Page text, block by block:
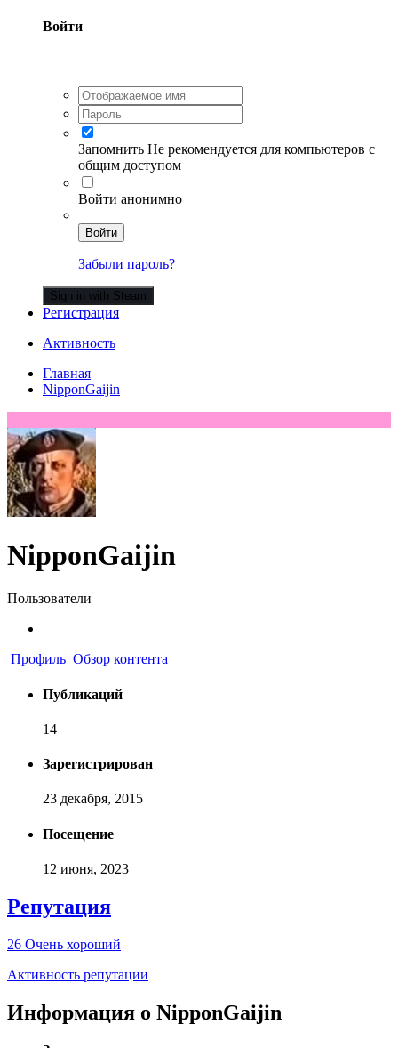
Войти
Запомнить Не рекомендуется для компьютеров с
общим доступом
Войти анонимно
Войти
Забыли пароль?
Sign in with Steam
Регистрация
Активность
Главная
NipponGaijin
NipponGaijin
Пользователи
Профиль Обзор контента
Публикаций
14
Зарегистрирован
23 декабря, 2015
Посещение
12 июня, 2023
Репутация
26 Очень хороший
Активность репутации
Информация о NipponGaijin